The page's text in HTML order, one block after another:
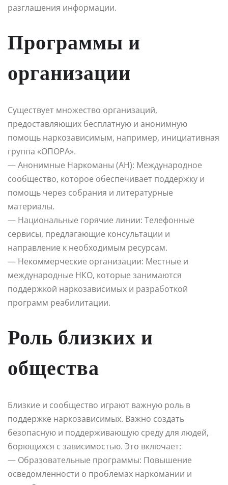
разглашения информации.
Программы и
организации
Существует множество организаций,
предоставляющих бесплатную и анонимную
помощь наркозависимым, например, инициативная
группа «ОПОРА».
— Анонимные Наркоманы (АН): Международное
сообщество, которое обеспечивает поддержку и
помощь через собрания и литературные
материалы.
— Национальные горячие линии: Телефонные
сервисы, предлагающие консультации и
направление к необходимым ресурсам.
— Некоммерческие организации: Местные и
международные НКО, которые занимаются
поддержкой наркозависимых и разработкой
программ реабилитации.
Роль близких и
общества
Близкие и сообщество играют важную роль в
поддержке наркозависимых. Важно создать
безопасную и поддерживающую среду для людей,
борющихся с зависимостью. Это включает:
— Образовательные программы: Повышение
осведомленности о проблемах наркомании и